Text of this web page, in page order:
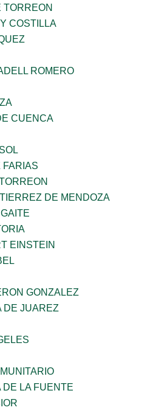
TORREON
COSTILLA
ROMERO
CUENCA
FARIAS
DE MENDOZA
EINSTEIN
GONZALEZ
DE JUAREZ
DE LA FUENTE